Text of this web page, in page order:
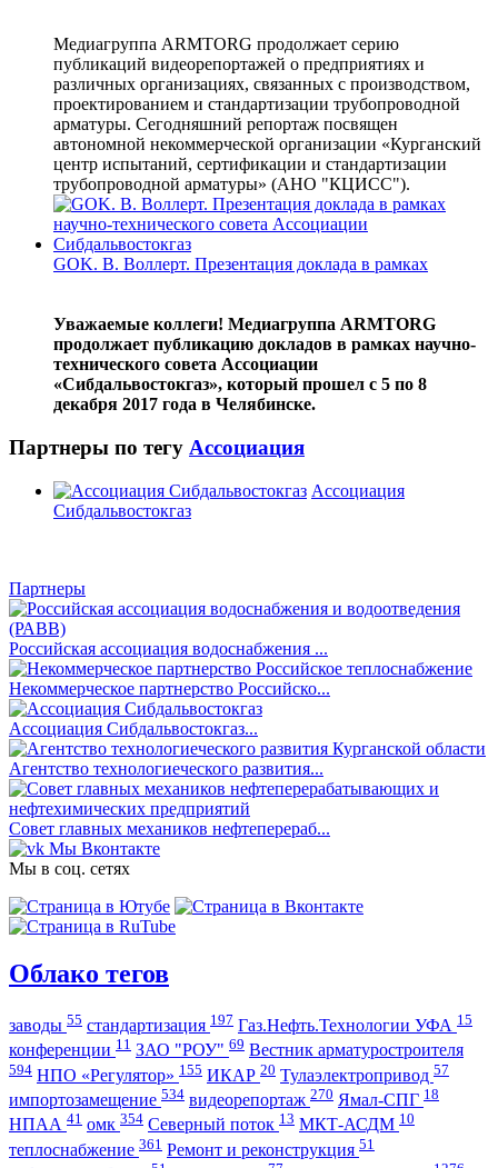
Медиагруппа ARMTORG продолжает серию
публикаций видеорепортажей о предприятиях и
различных организациях, связанных с производством,
проектированием и стандартизации трубопроводной
арматуры. Сегодняшний репортаж посвящен
автономной некоммерческой организации «Курганский
центр испытаний, сертификации и стандартизации
трубопроводной арматуры» (АНО "КЦИСС").
GOK. В. Воллерт. Презентация доклада в рамках
Уважаемые коллеги! Медиагруппа ARMTORG
продолжает публикацию докладов в рамках научно-
технического совета Ассоциации
«Сибдальвостокгаз», который прошел с 5 по 8
декабря 2017 года в Челябинске.
Партнеры по тегу Ассоциация
Ассоциация
Сибдальвостокгаз
Партнеры
Российская ассоциация водоснабжения ...
Некоммерческое партнерство Российско...
Ассоциация Сибдальвостокгаз...
Агентство технологиеческого развития...
Совет главных механиков нефтеперераб...
Мы Вконтакте
Мы в соц. сетях
Облако тегов
заводы 55 стандартизация 197 Газ.Нефть.Технологии УФА 15
конференции 11 ЗАО "РОУ" 69 Вестник арматуростроителя
594 НПО «Регулятор» 155 ИКАР 20 Тулаэлектропривод 57
импортозамещение 534 видеорепортаж 270 Ямал-СПГ 18
НПАА 41 омк 354 Северный поток 13 МКТ-АСДМ 10
теплоснабжение 361 Ремонт и реконструкция 51